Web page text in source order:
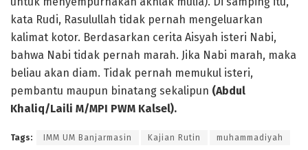
kata Rudi, Rasulullah tidak pernah mengeluarkan
kalimat kotor. Berdasarkan cerita Aisyah isteri Nabi,
bahwa Nabi tidak pernah marah. Jika Nabi marah, maka
beliau akan diam. Tidak pernah memukul isteri,
pembantu maupun binatang sekalipun (Abdul
Khaliq/Laili M/MPI PWM Kalsel).
Tags: IMM UM Banjarmasin Kajian Rutin muhammadiyah